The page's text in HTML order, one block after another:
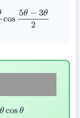
5θ −3θ 2
θ